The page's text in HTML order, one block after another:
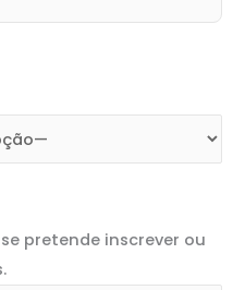
pretende inscrever ou